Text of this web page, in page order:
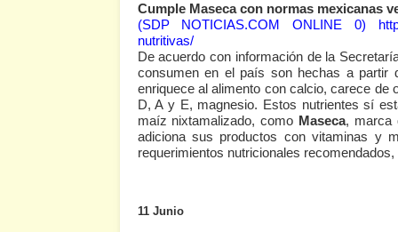
Cumple Maseca con normas mexicanas
(SDP NOTICIAS.COM ONLINE 0)
nutritivas/
De acuerdo con información de la
consumen en el país son hechas a partir
enriquece al alimento con calcio, carece
D, A y E, magnesio. Estos nutrientes sí
maíz nixtamalizado, como Maseca, marca
adiciona sus productos con vitaminas y
requerimientos nutricionales
11 Junio